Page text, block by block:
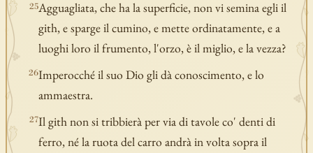
25Agguagliata, che ha la superficie, non vi semina egli il
gith, e sparge il cumino, e mette ordinatamente, e a
luoghi loro il frumento, l'orzo, è il miglio, e la vezza?
26Imperocché il suo Dio gli dà conoscimento, e lo
ammaestra.
27Il gith non si tribbierà per via di tavole co' denti di
ferro, né la ruota del carro andrà in volta sopra il